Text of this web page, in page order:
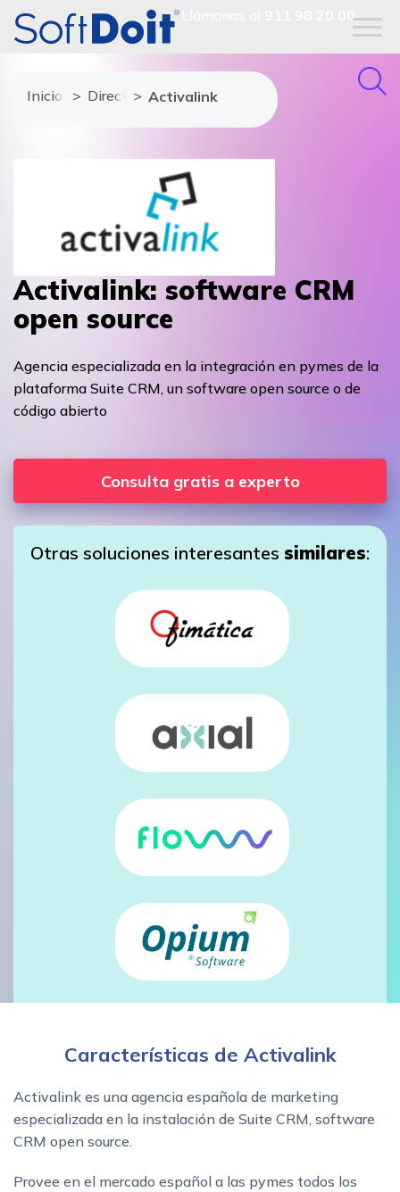
911 98 20 00
Inicio Directorio de proveedores
Activalink
Activalink: software CRM
open source
Agencia especializada en la integración en pymes de la
plataforma Suite CRM, un software open source o de
código abierto
Consulta gratis a experto
Otras soluciones interesantes similares:
Características de Activalink
Activalink es una agencia española de marketing
especializada en la instalación de Suite CRM, software
CRM open source.
Provee en el mercado español a las pymes todos los